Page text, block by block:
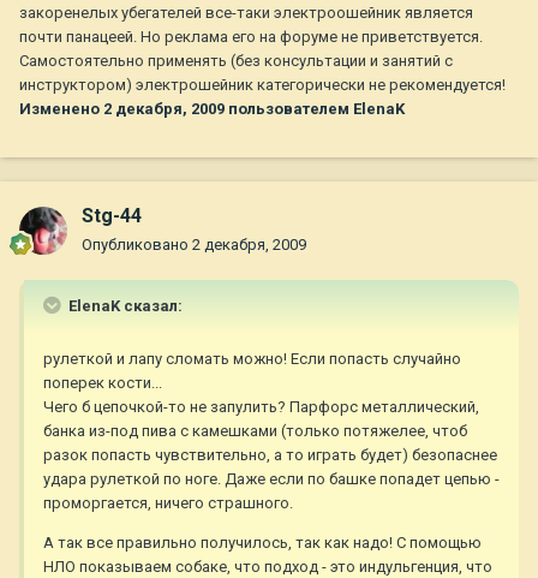
закоренелых убегателей все-таки электроошейник является
почти панацеей. Но реклама его на форуме не приветствуется.
Самостоятельно применять (без консультации и занятий с
инструктором) электрошейник категорически не рекомендуется!
Изменено 2 декабря, 2009 пользователем ElenaK
Stg-44
Опубликовано 2 декабря, 2009
ElenaK сказал:
рулеткой и лапу сломать можно! Если попасть случайно
поперек кости...
Чего б цепочкой-то не запулить? Парфорс металлический,
банка из-под пива с камешками (только потяжелее, чтоб
разок попасть чувствительно, а то играть будет) безопаснее
удара рулеткой по ноге. Даже если по башке попадет цепью -
проморгается, ничего страшного.
А так все правильно получилось, так как надо! С помощью
НЛО показываем собаке, что подход - это индульгенция, что